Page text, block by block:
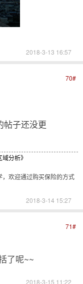
2018-3-13 16:57
70#
帖子还没更
域分析》
，欢迎通过购买保险的方式
2018-3-14 15:27
71#
了呢~~
2018-3-15 11:22